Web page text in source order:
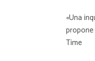
«Una
Time